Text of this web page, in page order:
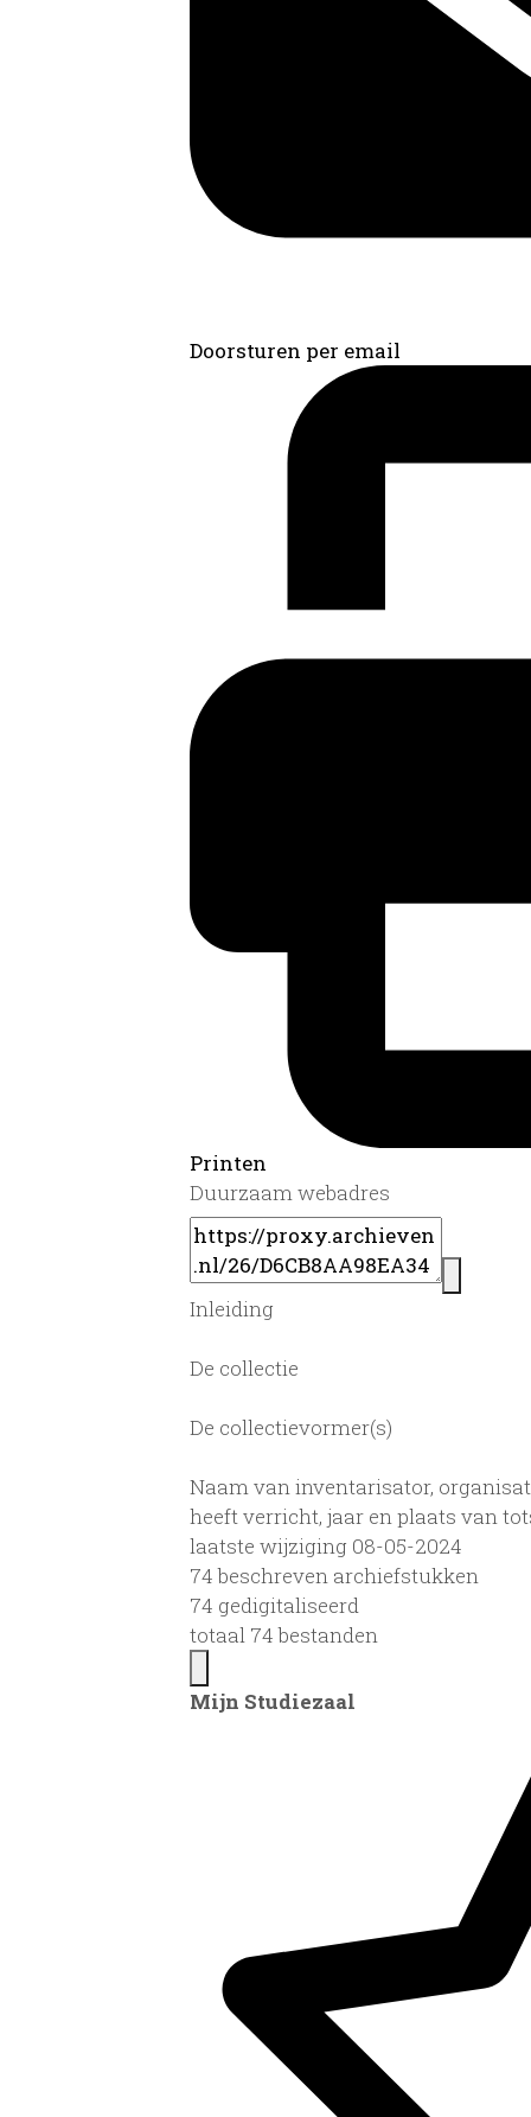
Doorsturen per email
Printen
Duurzaam webadres
Inleiding
De collectie
De collectievormer(s)
Naam van inventarisator,
heeft verricht, jaar en plaats van
laatste wijziging 08-05-2024
74 beschreven archiefstukken
74 gedigitaliseerd
totaal 74 bestanden
Mijn Studiezaal